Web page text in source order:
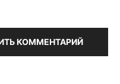
КОММЕНТАРИЙ